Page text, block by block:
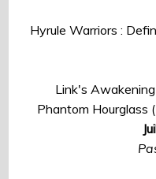
Hyrule Warriors :
Link's
Phantom Hourglass